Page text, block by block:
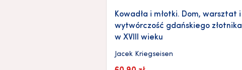
Kowadła i młotki. Dom, warsztat i
wytwórczość gdańskiego złotnika
w XVIII wieku
Jacek Kriegseisen